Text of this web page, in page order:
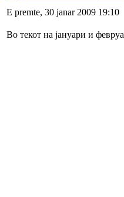
E premte, 30 janar 2009 19:10
Во текот на јануари и